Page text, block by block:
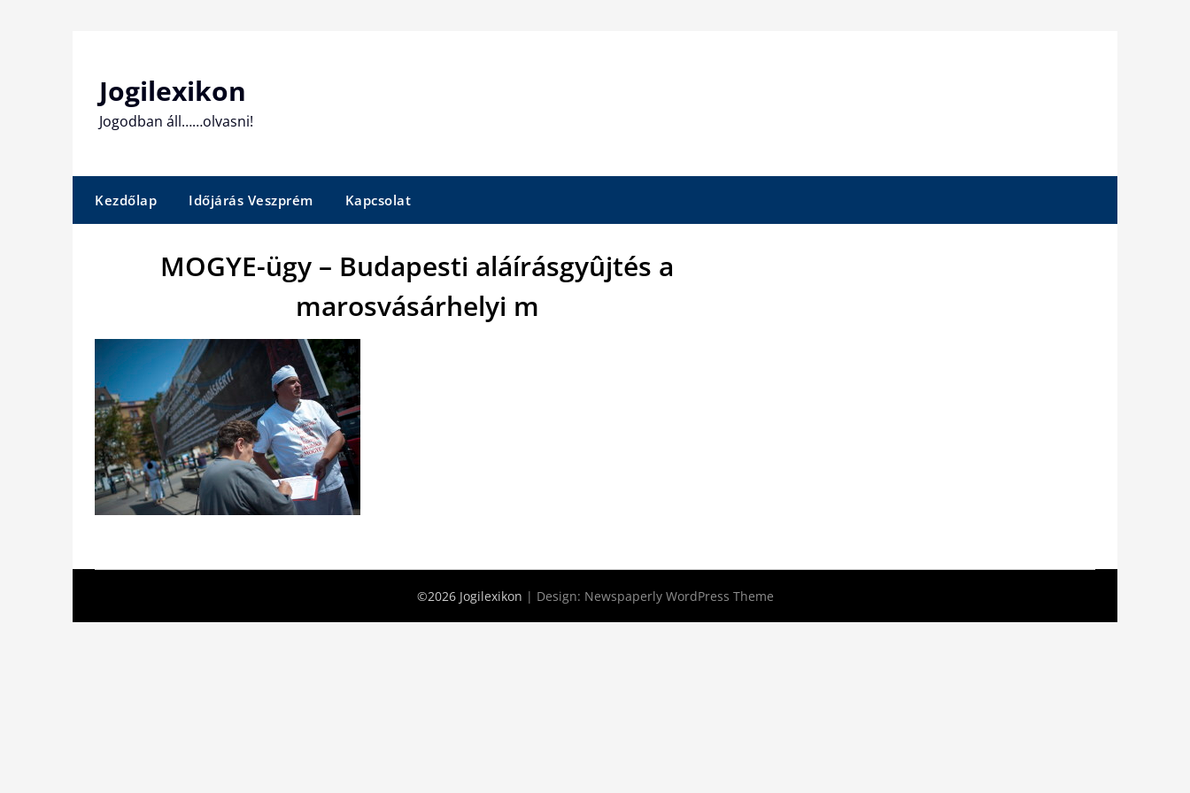
Jogilexikon
Jogodban áll……olvasni!
Kezdőlap Időjárás Veszprém Kapcsolat
MOGYE-ügy – Budapesti aláírásgyûjtés a
marosvásárhelyi m
©2026 Jogilexikon | Design: Newspaperly WordPress Theme